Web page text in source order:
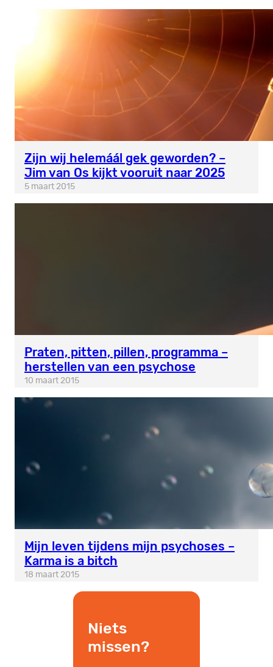
Zijn wij helemáál gek geworden? –
Jim van Os kijkt vooruit naar 2025
5 maart 2015
Praten, pitten, pillen, programma –
herstellen van een psychose
10 maart 2015
Mijn leven tijdens mijn psychoses –
Karma is a bitch
18 maart 2015
Niets
missen?